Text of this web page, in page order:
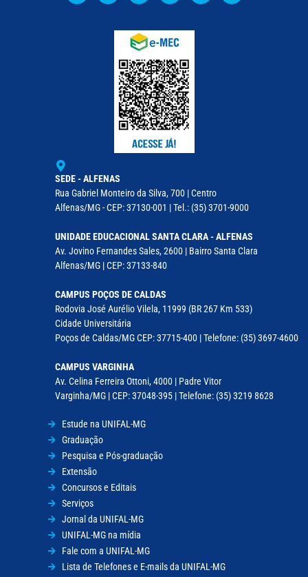
SEDE - ALFENAS
Rua Gabriel Monteiro da Silva, 700 | Centro
Alfenas/MG - CEP: 37130-001 | Tel.: (35) 3701-9000
UNIDADE EDUCACIONAL SANTA CLARA - ALFENAS
Av. Jovino Fernandes Sales, 2600 | Bairro Santa Clara
Alfenas/MG | CEP: 37133-840
CAMPUS POÇOS DE CALDAS
Rodovia José Aurélio Vilela, 11999 (BR 267 Km 533)
Cidade Universitária
Poços de Caldas/MG CEP: 37715-400 | Telefone: (35) 3697-4600
CAMPUS VARGINHA
Av. Celina Ferreira Ottoni, 4000 | Padre Vitor
Varginha/MG | CEP: 37048-395 | Telefone: (35) 3219 8628
Estude na UNIFAL-MG
Graduação
Pesquisa e Pós-graduação
Extensão
Concursos e Editais
Serviços
Jornal da UNIFAL-MG
UNIFAL-MG na mídia
Fale com a UNIFAL-MG
Lista de Telefones e E-mails da UNIFAL-MG